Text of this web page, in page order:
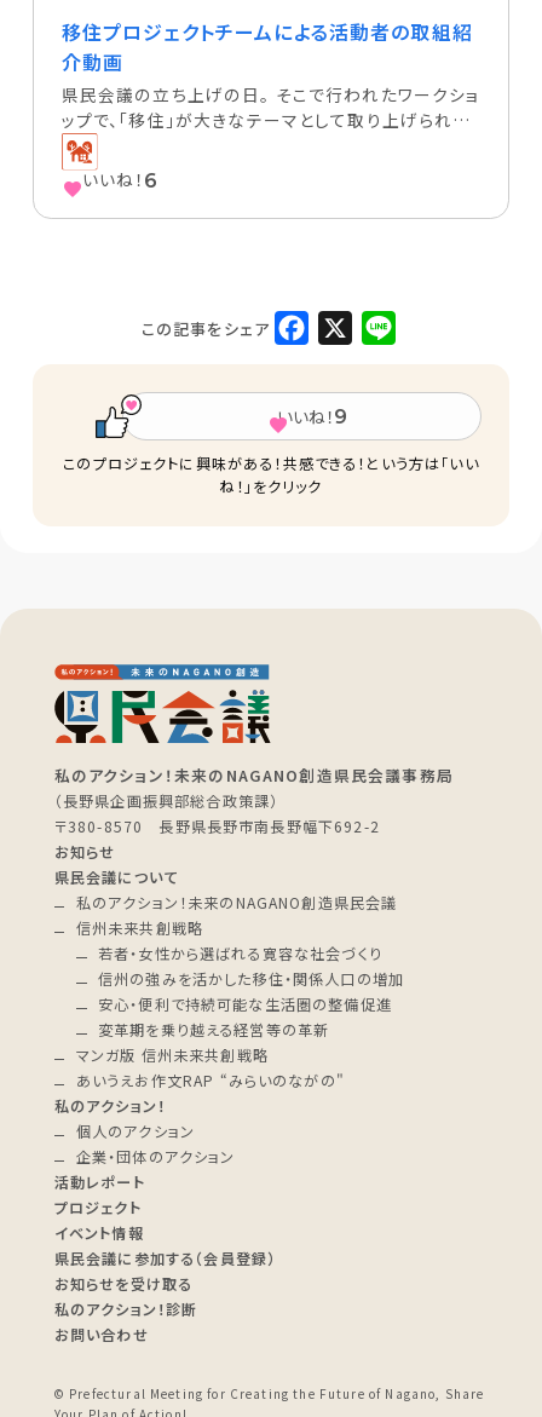
移住プロジェクトチームによる活動者の取組紹
介動画
県民会議の立ち上げの日。 そこで行われたワークショ
ップで、「移住」が大きなテーマとして取り上げられ、
活発な意見交換が行われました。 そこで、県民会議で
は、有志による「移住プロジェクトチーム」を誕生。 プ
ロジェクトチームでは、各自が実践している…
いいね！ 6
F
a
b
o
o
k
X
この記事をシェア
いいね！9
このプロジェクトに興味がある！共感できる！という方は「いい
ね！」をクリック
私のアクション！未来のNAGANO創造県民会議事務局
（長野県企画振興部総合政策課）
〒380-8570 長野県長野市南長野幅下692-2
お知らせ
県民会議について
私のアクション！未来のNAGANO創造県民会議
信州未来共創戦略
若者・女性から選ばれる寛容な社会づくり
信州の強みを活かした移住・関係人口の増加
安心・便利で持続可能な生活圏の整備促進
変革期を乗り越える経営等の革新
マンガ版 信州未来共創戦略
あいうえお作文RAP “みらいのながの"
私のアクション！
個人のアクション
企業・団体のアクション
活動レポート
プロジェクト
イベント情報
県民会議に参加する（会員登録）
お知らせを受け取る
私のアクション！診断
お問い合わせ
© Prefectural Meeting for Creating the Future of Nagano, Share